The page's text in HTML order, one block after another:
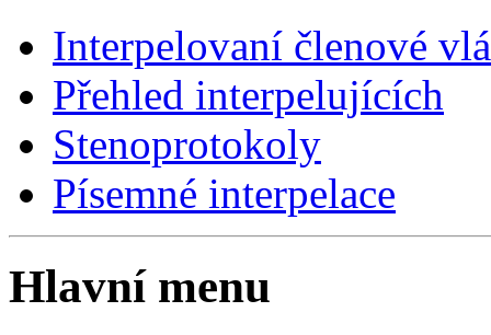
Interpelovaní členové
Přehled interpelujících
Stenoprotokoly
Písemné interpelace
Hlavní menu